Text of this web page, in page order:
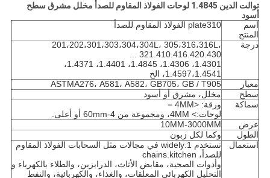
توالت الدين 1.4845 لوحات الفولاذ المقاوم للصدأ مخلل مشرق سطح
أسود
اسم
المنتج
plate310 الفولاذ المقاوم للصدأ
درجة
201،202،301،303،304،304L، 305،316،316L،
321.410.416.420.430 ...
1.4301، 1.4306، 1.4845، 1.4401، 1.4371،
1.4597،1.4541، الخ
معيار
ASTMA276، A581، A582، GB705، GB / T905
سطح
مخلل، مشرق أو أسود
سماكة
ورقة: <4MM =
لوحات:> 4MM، ومجموعة من 4-60mm أو أعلى.
عرض
10MM-3000MM
الطول
وكما لكل زبون
استعمال
تستخدم 1.widely في مجالات مثل السحابات الفولاذ المقاوم
للصدأ، chains.kitchen
وأدوات الصحية، مقابض الأثاث، الدرابزين، والطلاء بالكهرباء و
التحليل الكهربائي المعلقات، والغذاء، والكهربائية، والنفط